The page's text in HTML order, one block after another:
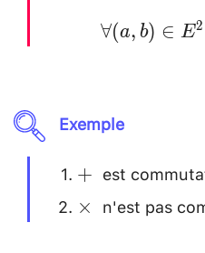
\forall
a*b=b*a
∀(a, b) ∈ E2
Exemple
+
~
+ est
\times
× n'est pas